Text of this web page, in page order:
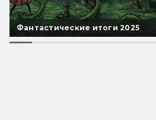
Фантастические итоги 2025